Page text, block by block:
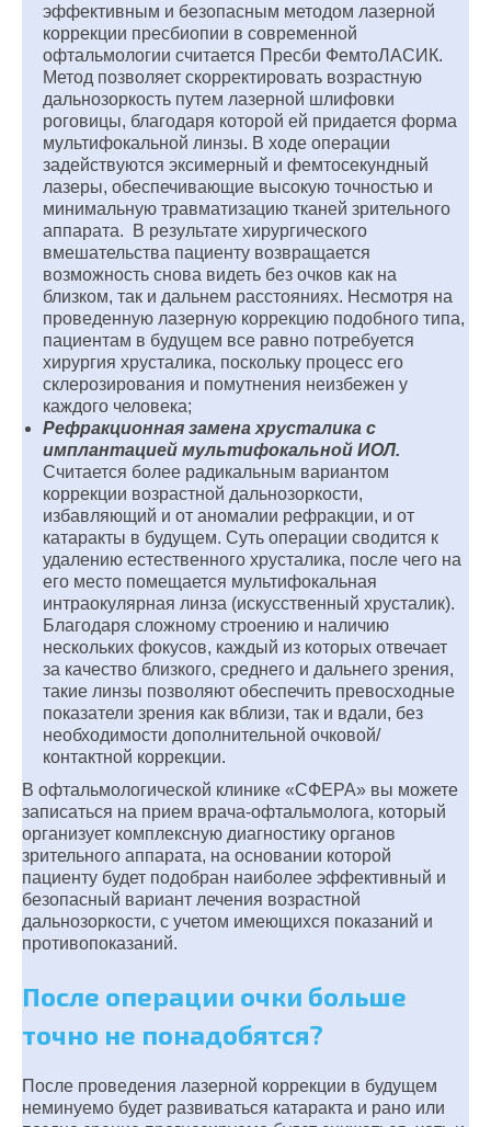
эффективным и безопасным методом лазерной
коррекции пресбиопии в современной
офтальмологии считается Пресби ФемтоЛАСИК.
Метод позволяет скорректировать возрастную
дальнозоркость путем лазерной шлифовки
роговицы, благодаря которой ей придается форма
мультифокальной линзы. В ходе операции
задействуются эксимерный и фемтосекундный
лазеры, обеспечивающие высокую точностью и
минимальную травматизацию тканей зрительного
аппарата. В результате хирургического
вмешательства пациенту возвращается
возможность снова видеть без очков как на
близком, так и дальнем расстояниях. Несмотря на
проведенную лазерную коррекцию подобного типа,
пациентам в будущем все равно потребуется
хирургия хрусталика, поскольку процесс его
склерозирования и помутнения неизбежен у
каждого человека;
Рефракционная замена хрусталика с
имплантацией мультифокальной ИОЛ.
Считается более радикальным вариантом
коррекции возрастной дальнозоркости,
избавляющий и от аномалии рефракции, и от
катаракты в будущем. Суть операции сводится к
удалению естественного хрусталика, после чего на
его место помещается мультифокальная
интраокулярная линза (искусственный хрусталик).
Благодаря сложному строению и наличию
нескольких фокусов, каждый из которых отвечает
за качество близкого, среднего и дальнего зрения,
такие линзы позволяют обеспечить превосходные
показатели зрения как вблизи, так и вдали, без
необходимости дополнительной очковой/
контактной коррекции.
В офтальмологической клинике «СФЕРА» вы можете
записаться на прием врача-офтальмолога, который
организует комплексную диагностику органов
зрительного аппарата, на основании которой
пациенту будет подобран наиболее эффективный и
безопасный вариант лечения возрастной
дальнозоркости, с учетом имеющихся показаний и
противопоказаний.
После операции очки больше
точно не понадобятся?
После проведения лазерной коррекции в будущем
неминуемо будет развиваться катаракта и рано или